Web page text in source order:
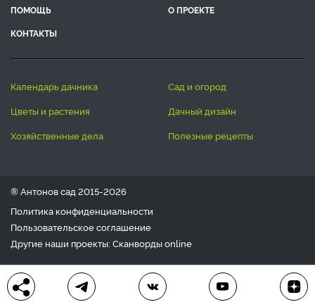
ПОМОЩЬ
О ПРОЕКТЕ
КОНТАКТЫ
календарь дачника
сад и огород
цветы и растения
дачный дизайн
хозяйственные дела
полезные рецепты
® Антонов сад 2015-2026
Политика конфиденциальности
Пользовательское соглашение
Другие наши проекты: Сканвордыonline
Любое использование материала допускается только с
письменного согласия редакции